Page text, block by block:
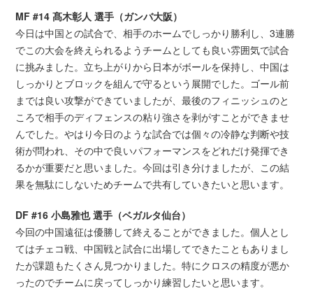
MF #14 髙木彰人 選手（ガンバ大阪）
今日は中国との試合で、相手のホームでしっかり勝利し、3連勝
でこの大会を終えられるようチームとしても良い雰囲気で試合
に挑みました。立ち上がりから日本がボールを保持し、中国は
しっかりとブロックを組んで守るという展開でした。ゴール前
までは良い攻撃ができていましたが、最後のフィニッシュのと
ころで相手のディフェンスの粘り強さを剥がすことができませ
んでした。やはり今日のような試合では個々の冷静な判断や技
術が問われ、その中で良いパフォーマンスをどれだけ発揮でき
るかが重要だと思いました。今回は引き分けましたが、この結
果を無駄にしないためチームで共有していきたいと思います。
DF #16 小島雅也 選手（ベガルタ仙台）
今回の中国遠征は優勝して終えることができました。個人とし
てはチェコ戦、中国戦と試合に出場してできたこともありまし
たが課題もたくさん見つかりました。特にクロスの精度が悪か
ったのでチームに戻ってしっかり練習したいと思います。